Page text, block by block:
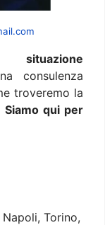
consulenza
troveremo la
Siamo qui per
Torino,